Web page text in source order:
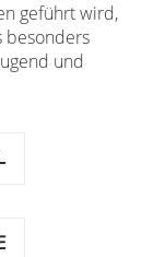
geführt wird,
besonders
und